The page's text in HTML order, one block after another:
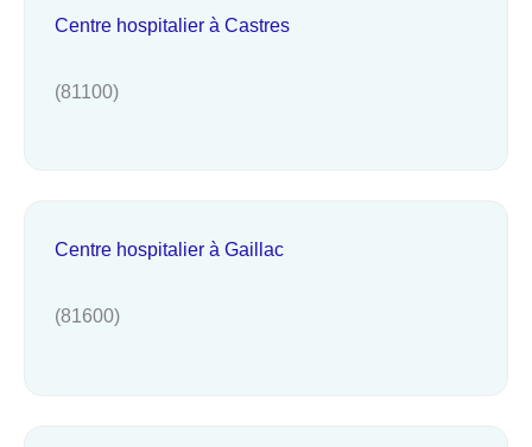
Centre hospitalier à Castres
(81100)
Centre hospitalier à Gaillac
(81600)